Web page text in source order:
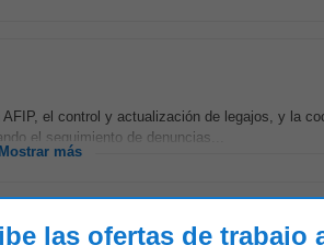
el control y actualización de legajos, y la
el seguimiento de denuncias...
Mostrar más
las ofertas de trabajo